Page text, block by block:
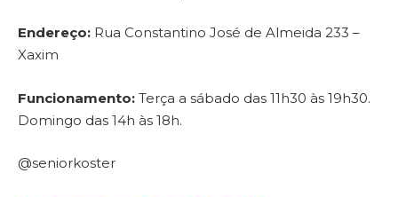
Endereço: Rua Constantino José de Almeida 233 –
Xaxim
Funcionamento: Terça a sábado das 11h30 às 19h30.
Domingo das 14h às 18h.
@seniorkoster